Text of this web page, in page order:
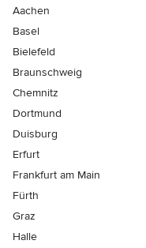
Aachen
Basel
Bielefeld
Braunschweig
Chemnitz
Dortmund
Duisburg
Erfurt
Frankfurt am Main
Fürth
Graz
Halle